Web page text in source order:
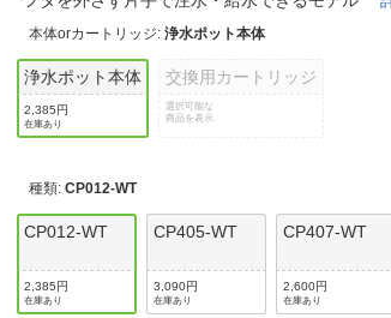
ご利用規約
本体orカートリッジ:浄水ポット本体
浄水ポット本体
2,385円
在庫あり
交換用カートリッジ
選択可能な
商品を表示
種類:CP012-WT
CP012-WT
2,385円
在庫あり
CP405-WT
3,090円
在庫あり
CP407-WT
2,600円
在庫あり